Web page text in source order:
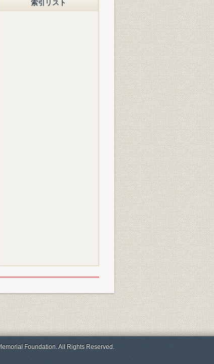
索引リスト
Foundation. All Rights Reserved.